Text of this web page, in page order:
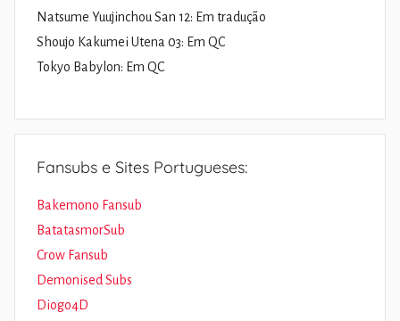
Natsume Yuujinchou San 12: Em tradução
Shoujo Kakumei Utena 03: Em QC
Tokyo Babylon: Em QC
Fansubs e Sites Portugueses:
Bakemono Fansub
BatatasmorSub
Crow Fansub
Demonised Subs
Diogo4D